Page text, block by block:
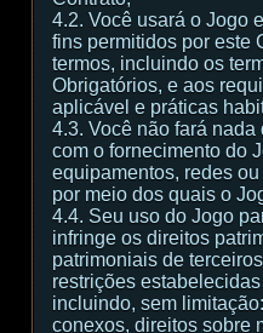
4.2. Você usará o Jogo
fins permitidos por este
termos, incluindo os
Obrigatórios, e aos
aplicável e práticas
4.3. Você não fará
com o fornecimento do
equipamentos, redes
por meio dos quais o
4.4. Seu uso do Jogo
infringe os direitos
patrimoniais de
restrições
incluindo, sem
conexos, direitos sobre